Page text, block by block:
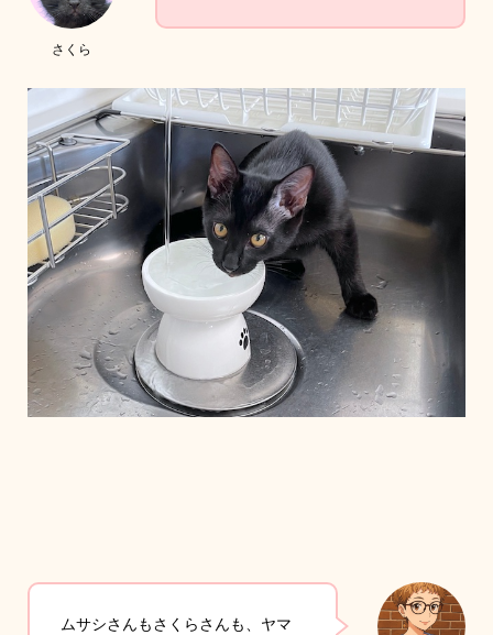
さくら
ムサシさんもさくらさんも、ヤマ